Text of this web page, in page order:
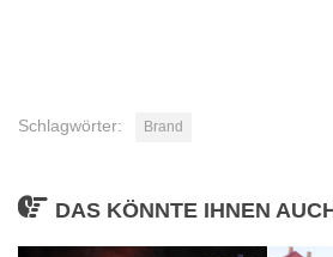
Schlagwörter: Brand
DAS KÖNNTE IHNEN